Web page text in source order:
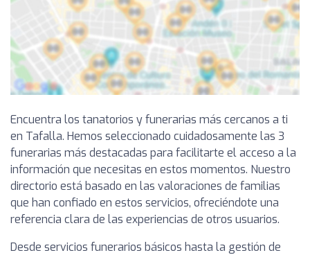
Encuentra los tanatorios y funerarias más cercanos a ti
en Tafalla. Hemos seleccionado cuidadosamente las 3
funerarias más destacadas para facilitarte el acceso a la
información que necesitas en estos momentos. Nuestro
directorio está basado en las valoraciones de familias
que han confiado en estos servicios, ofreciéndote una
referencia clara de las experiencias de otros usuarios.
Desde servicios funerarios básicos hasta la gestión de